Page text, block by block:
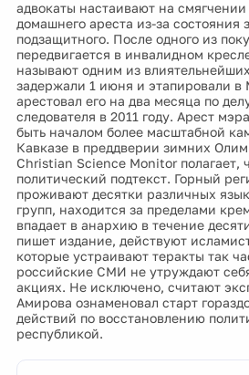
адвокаты настаивают на
домашнего ареста из-за состояния
подзащитного. После одного из
передвигается в инвалидном
называют одним из
задержали 1 июня и этапировали в
арестовал его на два месяца по
следователя в 2011 году. Арест
быть началом более масштабной
Кавказе в преддверии зимних
Christian Science Monitor полагает,
политический подтекст. Горный
проживают десятки различных
групп, находится за пределами
впадает в анархию в течение
пишет издание, действуют
которые устраивают теракты так
российские СМИ не утруждают
акциях. Не исключено, считают
Амирова ознаменовал старт
действий по восстановлению
республикой.